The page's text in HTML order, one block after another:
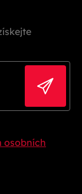
osobních